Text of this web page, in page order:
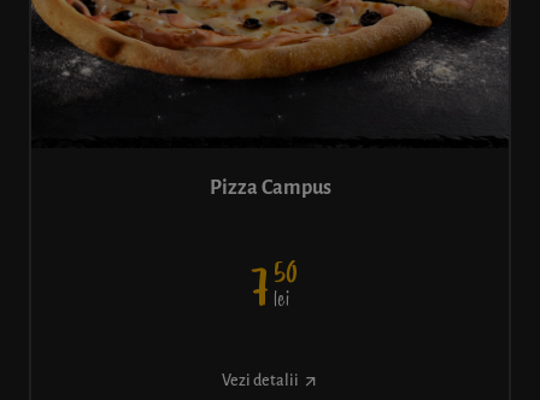
Pizza Campus
750
lei
Vezi detalii